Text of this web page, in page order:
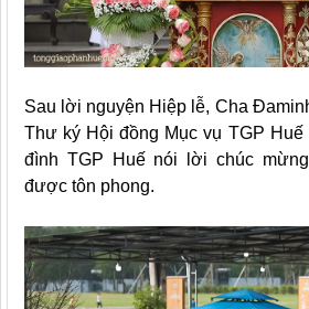
Sau lời nguyện Hiệp lễ, Cha
Thư ký Hội đồng Mục vụ TGP Huế
đình TGP Huế nói lời chúc
được tôn phong.